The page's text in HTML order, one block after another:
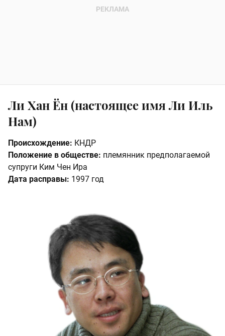
Ли Хан Ён (настоящее имя Ли Иль
Нам)
Происхождение: КНДР
Положение в обществе: племянник предполагаемой
супруги Ким Чен Ира
Дата расправы: 1997 год